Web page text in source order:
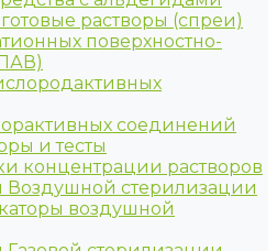
растворы (спреи)
поверхностно-
соединений
и тесты
концентрации растворов
Воздушной стерилизации
воздушной